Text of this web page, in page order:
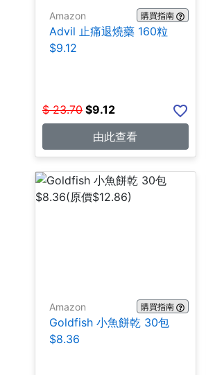
Amazon 購買指南
Advil 止痛退燒藥 160粒
$9.12
$ 23.70 $9.12
由此查看
Amazon 購買指南
Goldfish 小魚餅乾 30包
$8.36